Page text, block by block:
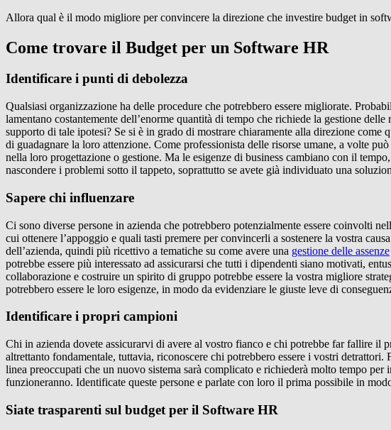
Allora qual è il modo migliore per convincere la direzione che investire budget in
Come trovare il Budget per un Software HR
Identificare i punti di debolezza
Qualsiasi organizzazione ha delle procedure che potrebbero essere migliorate.
lamentano costantemente dell’enorme quantità di tempo che richiede la gestione
supporto di tale ipotesi? Se si è in grado di mostrare chiaramente alla direzione
di guadagnare la loro attenzione. Come professionista delle risorse umane, a volte
nella loro progettazione o gestione. Ma le esigenze di business cambiano con il
nascondere i problemi sotto il tappeto, soprattutto se avete già individuato una
Sapere chi influenzare
Ci sono diverse persone in azienda che potrebbero potenzialmente essere coinvolti
cui ottenere l’appoggio e quali tasti premere per convincerli a sostenere la vostra
dell’azienda, quindi più ricettivo a tematiche su come avere una gestione delle assenze
potrebbe essere più interessato ad assicurarsi che tutti i dipendenti siano motivati,
collaborazione e costruire un spirito di gruppo potrebbe essere la vostra migliore
potrebbero essere le loro esigenze, in modo da evidenziare le giuste leve di
Identificare i propri campioni
Chi in azienda dovete assicurarvi di avere al vostro fianco e chi potrebbe far fallire il
altrettanto fondamentale, tuttavia, riconoscere chi potrebbero essere i vostri
linea preoccupati che un nuovo sistema sarà complicato e richiederà molto tempo
funzioneranno. Identificate queste persone e parlate con loro il prima possibile in
Siate trasparenti sul budget per il Software HR